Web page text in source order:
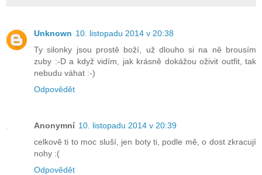
Unknown 10. listopadu 2014 v 20:38
Ty silonky jsou prostě boží, už dlouho si na ně brousím
zuby :-D a když vidím, jak krásně dokážou oživit outfit, tak
nebudu váhat :-)
Odpovědět
Anonymní 10. listopadu 2014 v 20:39
celkově ti to moc sluší, jen boty ti, podle mě, o dost zkracují
nohy :(
Odpovědět